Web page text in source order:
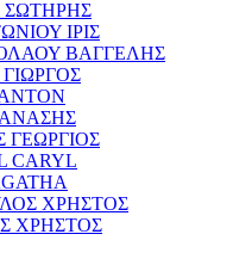
ΙΡΙΣ
ΒΑΓΓΕΛΗΣ
ΓΕΩΡΓΙΟΣ
CARYL
ΧΡΗΣΤΟΣ
ΧΡΗΣΤΟΣ